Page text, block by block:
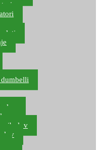
dumbelli
ribolov